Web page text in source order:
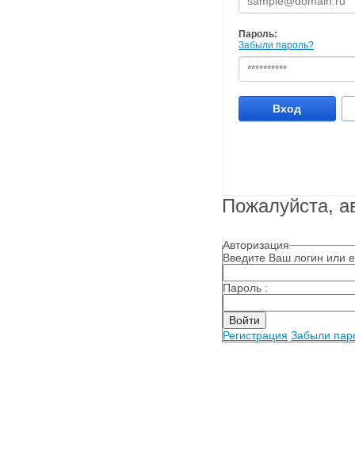
Пароль:
Забыли пароль?
Вход
Пожалуйста,
Авторизация
Введите Ваш логин или
Пароль :
Регистрация Забыли